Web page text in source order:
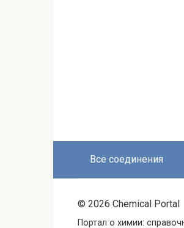
Все соединения
© 2026 Chemical Portal
Портал о химии: